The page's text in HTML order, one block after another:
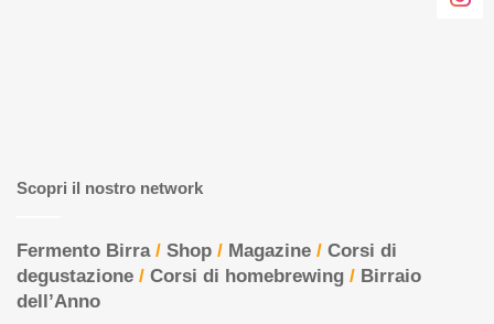
Scopri il nostro network
Fermento Birra/ Shop / Magazine / Corsi di
degustazione / Corsi di homebrewing / Birraio
dell’Anno